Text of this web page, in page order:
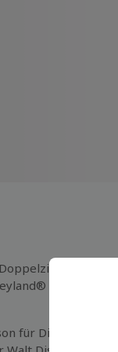
in
Paris oder
für Disneyland®